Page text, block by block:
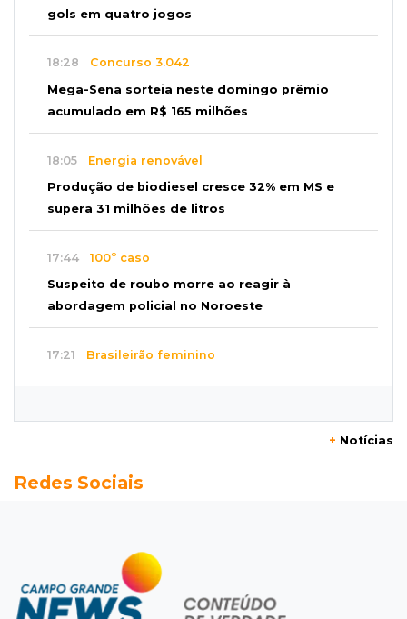
gols em quatro jogos
18:28 Concurso 3.042
Mega-Sena sorteia neste domingo prêmio
acumulado em R$ 165 milhões
18:05 Energia renovável
Produção de biodiesel cresce 32% em MS e
supera 31 milhões de litros
17:44 100º caso
Suspeito de roubo morre ao reagir à
abordagem policial no Noroeste
17:21 Brasileirão feminino
Grêmio vira sobre São Paulo com gol de falta
Rajadas de vento
Inmet faz alerta de vendaval e tempestade
com rajadas de até 60 km/h em MS
+ Notícias
Redes Sociais